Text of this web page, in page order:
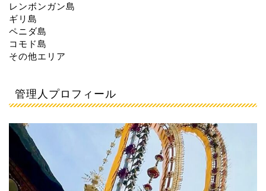
レンボンガン島
ギリ島
ペニダ島
コモド島
その他エリア
管理人プロフィール